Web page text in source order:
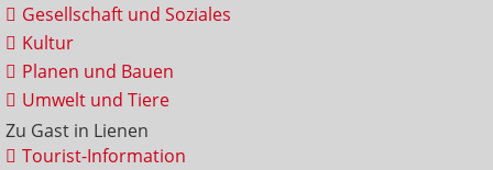
Gesellschaft und Soziales
Kultur
Planen und Bauen
Umwelt und Tiere
Zu Gast in Lienen
Tourist-Information